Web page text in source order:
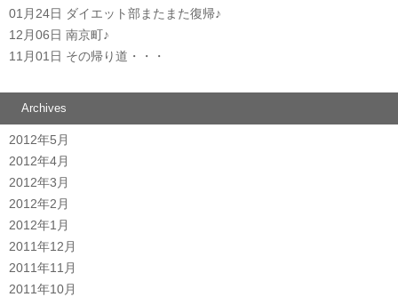
01月24日 ダイエット部またまた復帰♪
12月06日 南京町♪
11月01日 その帰り道・・・
Archives
2012年5月
2012年4月
2012年3月
2012年2月
2012年1月
2011年12月
2011年11月
2011年10月